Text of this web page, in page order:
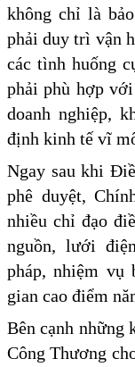
không chỉ là
phải duy trì vận
các tình huống
phải phù hợp
doanh nghiệp,
định kinh tế vĩ
Ngay sau khi
phê duyệt,
nhiều chỉ đạo
nguồn, lưới
pháp, nhiệm vụ
gian cao điểm
Bên cạnh những
Công Thương